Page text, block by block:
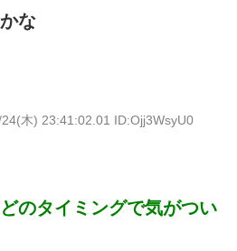
な
木) 23:41:02.01 ID:Ojj3WsyU0
のタイミングで気がつい